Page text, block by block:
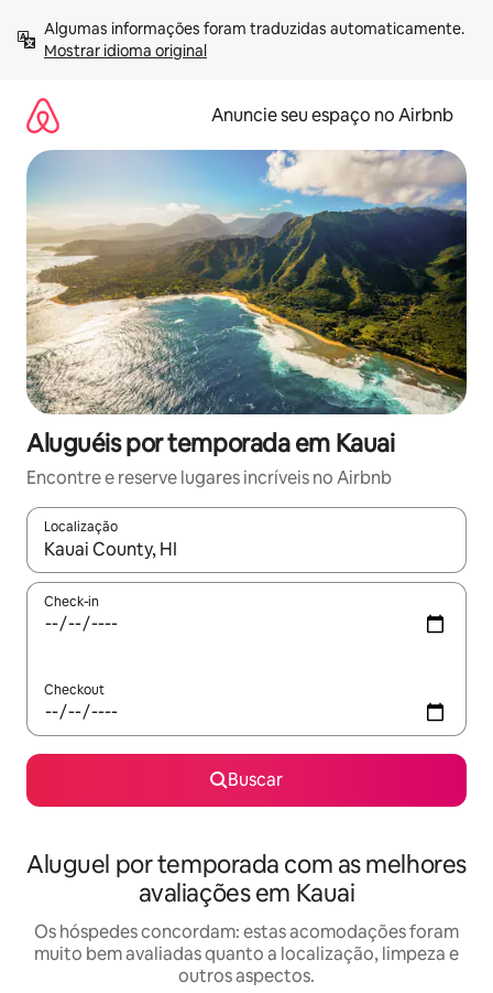
para
Mostrar idioma original
Anuncie seu espaço no Airbnb
Aluguéis por temporada em Kauai
Encontre e reserve lugares incríveis no Airbnb
Localização
Quando os resultados estiverem disponíveis, explore-os
Check-in
Checkout
Buscar
Aluguel por temporada com as melhores
avaliações em Kauai
Os hóspedes concordam: estas acomodações foram
muito bem avaliadas quanto a localização, limpeza e
outros aspectos.